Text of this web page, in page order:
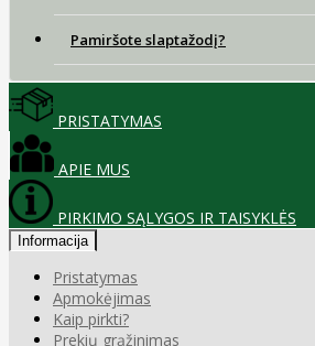
Pamiršote slaptažodį?
PRISTATYMAS
APIE MUS
PIRKIMO SĄLYGOS IR TAISYKLĖS
Informacija
Pristatymas
Apmokėjimas
Kaip pirkti?
Prekių grąžinimas